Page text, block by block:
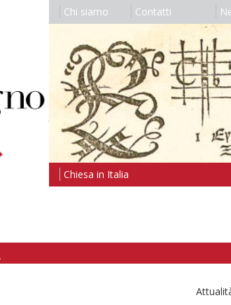
Chi siamo Contatti
Chiesa in Italia